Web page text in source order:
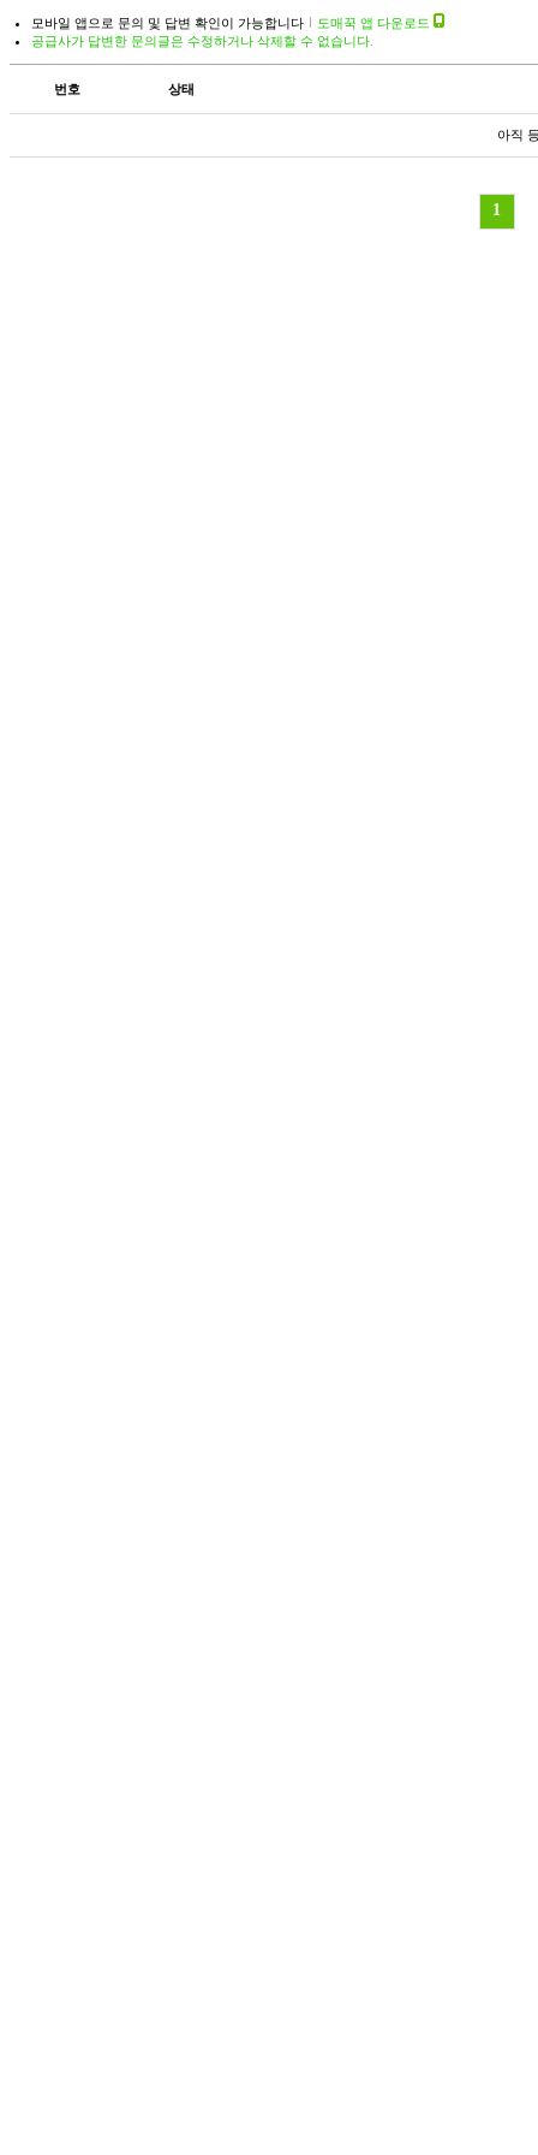
모바일 앱으로 문의 및 답변 확인이 가능합니다
도매꾹 앱 다운로드
공급사가 답변한 문의글은 수정하거나 삭제할 수 없습니다.
번호 상태
아직
1